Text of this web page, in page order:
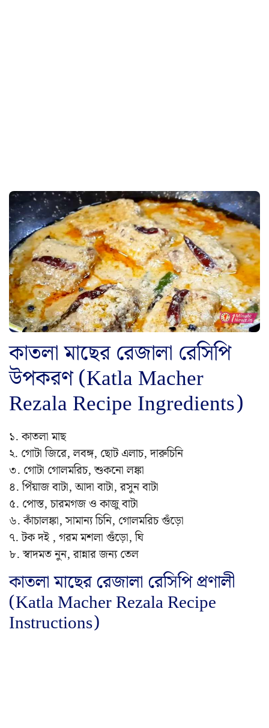
কাতলা মাছের রেজালা রেসিপি
উপকরণ (Katla Macher
Rezala Recipe Ingredients)
১. কাতলা মাছ
২. গোটা জিরে, লবঙ্গ, ছোট এলাচ, দারুচিনি
৩. গোটা গোলমরিচ, শুকনো লঙ্কা
৪. পিঁয়াজ বাটা, আদা বাটা, রসুন বাটা
৫. পোস্ত, চারমগজ ও কাজু বাটা
৬. কাঁচালঙ্কা, সামান্য চিনি, গোলমরিচ গুঁড়ো
৭. টক দই , গরম মশলা গুঁড়ো, ঘি
৮. স্বাদমত নুন, রান্নার জন্য তেল
কাতলা মাছের রেজালা রেসিপি প্রণালী
(Katla Macher Rezala Recipe
Instructions)